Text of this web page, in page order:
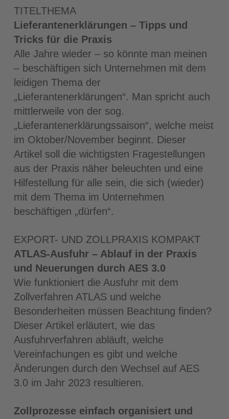
TITELTHEMA
Lieferantenerklärungen – Tipps und
Tricks für die Praxis
Alle Jahre wieder – so könnte man meinen
– beschäftigen sich Unternehmen mit dem
leidigen Thema der
„Lieferantenerklärungen“. Man spricht auch
mittlerweile von der sog.
„Lieferantenerklärungssaison“, welche meist
im Oktober/November beginnt. Dieser
Artikel soll die wichtigsten Fragestellungen
aus der Praxis näher beleuchten und eine
Hilfestellung für alle sein, die sich (wieder)
mit dem Thema im Unternehmen
beschäftigen „dürfen“.
EXPORT- UND ZOLLPRAXIS KOMPAKT
ATLAS-Ausfuhr – Ablauf in der Praxis
und Neuerungen durch AES 3.0
Wie funktioniert die Ausfuhr mit dem
Zollverfahren ATLAS und welche
Besonderhei­ten müssen Beachtung finden?
Dieser Artikel erläutert, wie das
Ausfuhrverfahren abläuft, welche
Vereinfachungen es gibt und welche
Änderungen durch den Wechsel auf AES
3.0 im Jahr 2023 resultieren.
Zollprozesse einfach organisiert und